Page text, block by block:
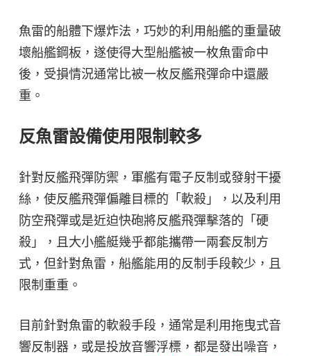
魚雷的船體下爆炸法，巧妙的利用船艦的重量破
壞船艦鋼板，遂使得大型船艦被一枚魚雷命中
後，受損情況通常比被一枚反艦飛彈命中還嚴
重。
反魚雷設備使用限制較多
針對反艦飛彈防禦，軍艦有電子反制或發射干擾
絲，使反艦飛彈偏離目標的「軟殺」，以及利用
防空飛彈或是近迫快砲將反艦飛彈擊落的「硬
殺」，且大小艦艇幾乎都能攜帶一兩套反制方
式，但針對魚雷，船艦能用的反制手段較少，且
限制重重。
目前針對魚雷的軟殺手段，通常是利用拖曳式音
響反制器，或是投放音響浮標，都是發出噪音，